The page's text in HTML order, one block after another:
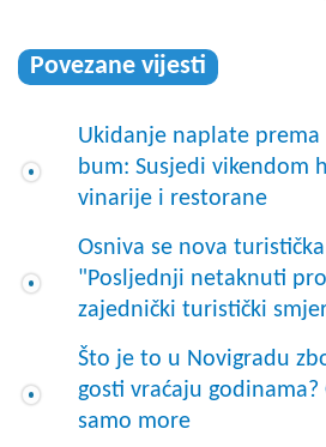
Povezane vijesti
Ukidanje naplate
bum: Susjedi vikendom
vinarije i restorane
Osniva se nova
"Posljednji netaknuti
zajednički turistički
Što je to u Novigradu
gosti vraćaju
samo more